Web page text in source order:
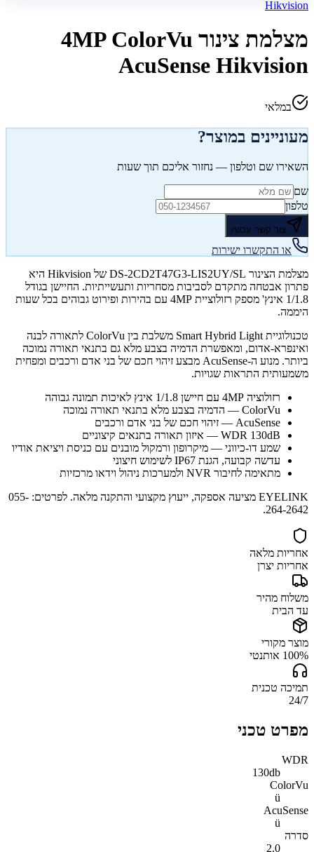
Hikvision
מצלמת צינור 4MP ColorVu
AcuSense Hikvision
במלאי
מעוניינים במוצר?
השאירו שם וטלפון — נחזור אליכם תוך שעות
שם
טלפון
צור קשר עכשיו
או התקשרו ישירות
מצלמת הצינור DS-2CD2T47G3-LIS2UY/SL של Hikvision היא
פתרון אבטחה מתקדם לסביבות מסחריות ותעשייתיות. החיישן בגודל
1/1.8 אינץ' מספק רזולוציית 4MP עם בהירות ופירוט גבוהים בכל שעות
היממה.
טכנולוגיית Smart Hybrid Light משלבת בין ColorVu לתאורה לבנה
ואינפרא-אדום, ומאפשרת הדמיה בצבע מלא גם בתנאי תאורה נמוכה
ביותר. מנוע ה-AcuSense מבצע זיהוי חכם של בני אדם ורכבים ומפחית
משמעותית התראות שגויות.
רזולוציה 4MP עם חיישן 1/1.8 אינץ לאיכות תמונה גבוהה
ColorVu — הדמיה בצבע מלא בתנאי תאורה נמוכה
AcuSense — זיהוי חכם של בני אדם ורכבים
WDR 130dB — איזון תאורה בתנאים קיצוניים
שמע דו-כיווני — מיקרופון ורמקול מובנים עם כניסת ויציאת אודיו
עדשה קבועה, הגנת IP67 לשימוש חיצוני
מתאימה לחיבור NVR ולמערכות ניהול וידאו מרכזיות
EYELINK מציעה אספקה, ייעוץ מקצועי והתקנה מלאה. לפרטים: 055-
264-2642.
אחריות מלאה
אחריות יצרן
משלוח מהיר
עד הבית
מוצר מקורי
100% אותנטי
תמיכה טכנית
24/7
מפרט טכני
WDR
130db
ColorVu
ü
AcuSense
ü
סדרה
2.0